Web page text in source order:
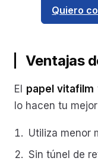
Quiero
Ventajas
El papel vitafilm
lo hacen tu
Utiliza menor
Sin túnel de